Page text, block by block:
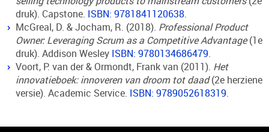
druk). Capstone. ISBN: 9781841120638.
McGreal, D. & Jocham, R. (2018). Professional Product
Owner: Leveraging Scrum as a Competitive Advantage(1e
druk). Addison Wesley ISBN: 9780134686479.
Voort, P. van der & Ormondt, Frank van (2011). Het
innovatieboek: innoveren van droom tot daad(2e herziene
versie). Academic Service. ISBN: 9789052618319.